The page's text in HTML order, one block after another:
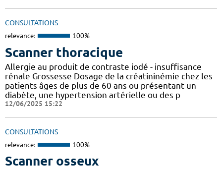
CONSULTATIONS
relevance: 100%
Scanner thoracique
Allergie au produit de contraste iodé - insuffisance
rénale Grossesse Dosage de la créatininémie chez les
patients âges de plus de 60 ans ou présentant un
diabète, une hypertension artérielle ou des p
12/06/2025 15:22
CONSULTATIONS
relevance: 100%
Scanner osseux